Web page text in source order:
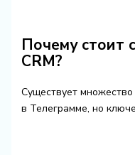
Почему стоит
CRM?
Существует
в Телеграмме, но